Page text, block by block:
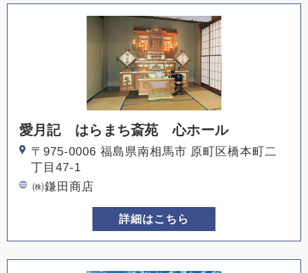
愛月記 はらまち斎苑 心ホール
〒975-0006 福島県南相馬市 原町区橋本町二
丁目47-1
㈱鎌田商店
詳細はこちら